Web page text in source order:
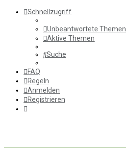
Schnellzugriff
Unbeantwortete Themen
Aktive Themen
Suche
FAQ
Regeln
Anmelden
Registrieren